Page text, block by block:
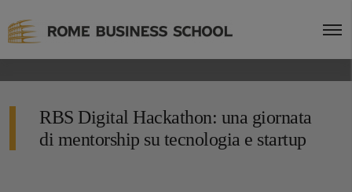
RBS Digital Hackathon: una giornata
di mentorship su tecnologia e startup